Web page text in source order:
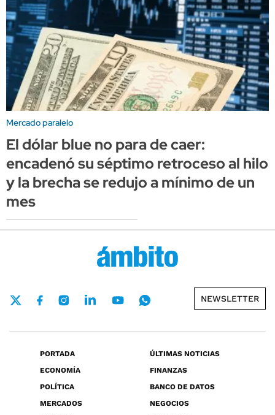
Mercado paralelo
El dólar blue no para de caer:
encadenó su séptimo retroceso al hilo
y la brecha se redujo a mínimo de un
mes
NEWSLETTER
PORTADA
ÚLTIMAS NOTICIAS
ECONOMÍA
FINANZAS
POLÍTICA
BANCO DE DATOS
MERCADOS
NEGOCIOS